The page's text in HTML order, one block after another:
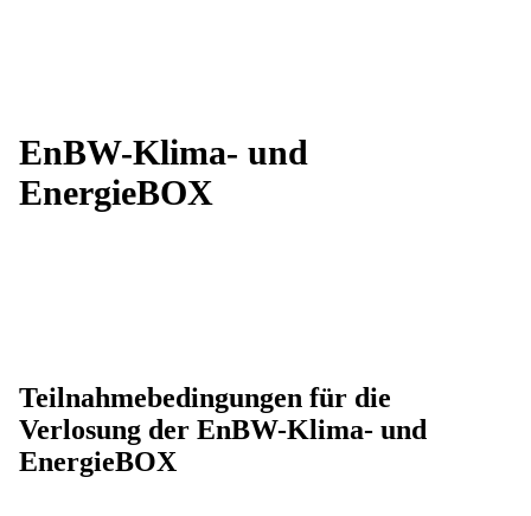
EnBW-Klima- und
EnergieBOX
Teilnahmebedingungen für die
Verlosung der EnBW-Klima- und
EnergieBOX